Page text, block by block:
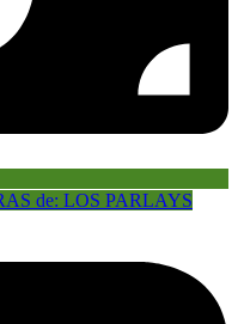
de: LOS PARLAYS